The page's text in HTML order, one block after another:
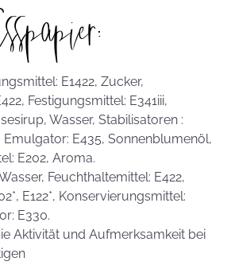
E1422, Zucker,
Festigungsmittel: E341iii,
Wasser, Stabilisatoren :
Emulgator: E435, Sonnenblumenöl,
E202, Aroma.
Feuchthaltemittel: E422,
E122*, Konservierungsmittel:
E330.
Aktivität und Aufmerksamkeit bei